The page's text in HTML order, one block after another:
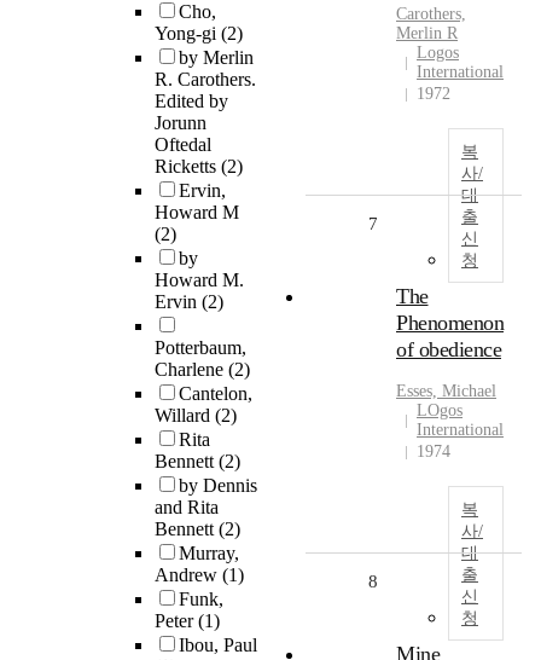
Cho,
Yong-gi (2)
by Merlin
R. Carothers.
Edited by
Jorunn
Oftedal
Ricketts (2)
Ervin,
Howard M
(2)
by
Howard M.
Ervin (2)
Potterbaum,
Charlene (2)
Cantelon,
Willard (2)
Rita
Bennett(2)
by Dennis
and Rita
Bennett(2)
Murray,
Andrew (1)
Funk,
Peter(1)
Ibou, Paul
Carothers,
Merlin R
Logos
International
1972
복
사/
대
출
신
청
7
The
Phenomenon
of obedience
Esses, Michael
LOgos
International
1974
복
사/
대
출
신
청
8
Mine